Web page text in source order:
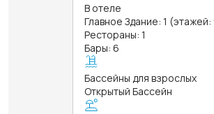
В отеле
Главное Здание: 1
Рестораны: 1
Бары: 6
Бассейны для взрослых
Открытый Бассейн